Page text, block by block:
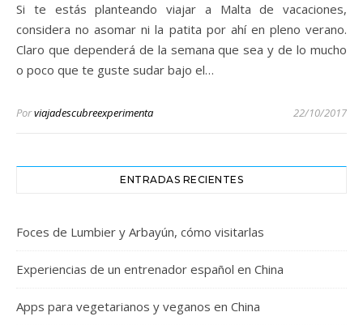
Si te estás planteando viajar a Malta de vacaciones,
considera no asomar ni la patita por ahí en pleno verano.
Claro que dependerá de la semana que sea y de lo mucho
o poco que te guste sudar bajo el…
Porviajadescubreexperimenta 22/10/2017
ENTRADAS RECIENTES
Foces de Lumbier y Arbayún, cómo visitarlas
Experiencias de un entrenador español en China
Apps para vegetarianos y veganos en China